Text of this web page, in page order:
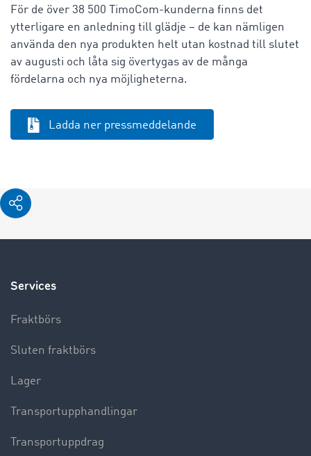
För de över 38 500 TimoCom-kunderna finns det
ytterligare en anledning till glädje – de kan nämligen
använda den nya produkten helt utan kostnad till slutet
av augusti och låta sig övertygas av de många
fördelarna och nya möjligheterna.
Ladda ner pressmeddelande
Services
Fraktbörs
Sluten fraktbörs
Lager
Transportupphandlingar
Transportuppdrag